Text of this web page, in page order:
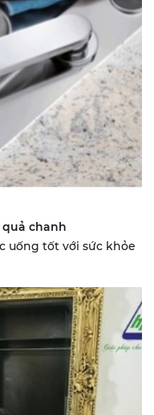
quả chanh
uống tốt với sức khỏe